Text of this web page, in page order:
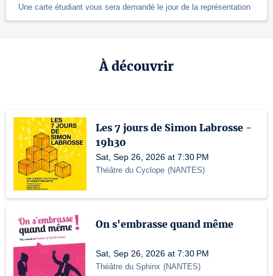
Une carte étudiant vous sera demandé le jour de la représentation
À découvrir
Les 7 jours de Simon Labrosse -
19h30
Sat, Sep 26, 2026 at 7:30 PM
Théâtre du Cyclope (NANTES)
On s'embrasse quand même
Sat, Sep 26, 2026 at 7:30 PM
Théâtre du Sphinx (NANTES)